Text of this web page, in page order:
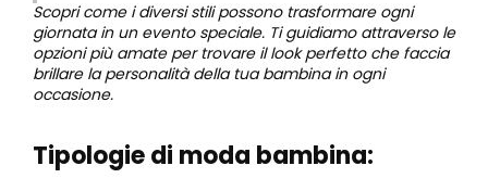
Scopri come i diversi stili possono trasformare ogni
giornata in un evento speciale. Ti guidiamo attraverso le
opzioni più amate per trovare il look perfetto che faccia
brillare la personalità della tua bambina in ogni
occasione.
Tipologie di moda bambina: